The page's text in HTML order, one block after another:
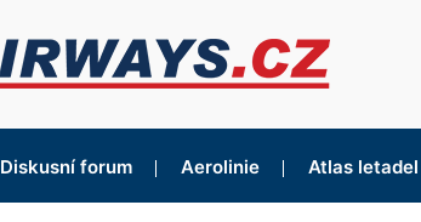
Diskusní forum Aerolinie Atlas letadel